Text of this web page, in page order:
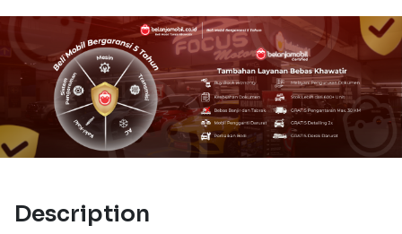
Description